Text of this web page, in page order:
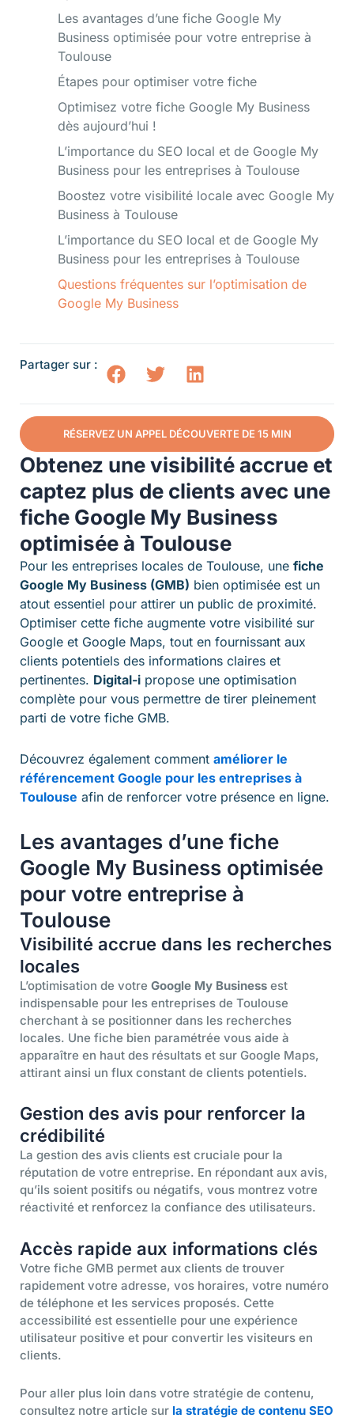
Les avantages d’une fiche Google My
Business optimisée pour votre entreprise à
Toulouse
Étapes pour optimiser votre fiche
Optimisez votre fiche Google My Business
dès aujourd’hui !
L’importance du SEO local et de Google My
Business pour les entreprises à Toulouse
Boostez votre visibilité locale avec Google My
Business à Toulouse
L’importance du SEO local et de Google My
Business pour les entreprises à Toulouse
Questions fréquentes sur l’optimisation de
Google My Business
Partager sur :
RÉSERVEZ UN APPEL DÉCOUVERTE DE 15 MIN
Obtenez une visibilité accrue et
captez plus de clients avec une
fiche Google My Business
optimisée à Toulouse
Pour les entreprises locales de Toulouse, une fiche
Google My Business (GMB) bien optimisée est un
atout essentiel pour attirer un public de proximité.
Optimiser cette fiche augmente votre visibilité sur
Google et Google Maps, tout en fournissant aux
clients potentiels des informations claires et
pertinentes. Digital-i propose une optimisation
complète pour vous permettre de tirer pleinement
parti de votre fiche GMB.
Découvrez également comment améliorer le
référencement Google pour les entreprises à
Toulouse afin de renforcer votre présence en ligne.
Les avantages d’une fiche
Google My Business optimisée
pour votre entreprise à
Toulouse
Visibilité accrue dans les recherches
locales
L’optimisation de votre Google My Business est
indispensable pour les entreprises de Toulouse
cherchant à se positionner dans les recherches
locales. Une fiche bien paramétrée vous aide à
apparaître en haut des résultats et sur Google Maps,
attirant ainsi un flux constant de clients potentiels.
Gestion des avis pour renforcer la
crédibilité
La gestion des avis clients est cruciale pour la
réputation de votre entreprise. En répondant aux avis,
qu’ils soient positifs ou négatifs, vous montrez votre
réactivité et renforcez la confiance des utilisateurs.
Accès rapide aux informations clés
Votre fiche GMB permet aux clients de trouver
rapidement votre adresse, vos horaires, votre numéro
de téléphone et les services proposés. Cette
accessibilité est essentielle pour une expérience
utilisateur positive et pour convertir les visiteurs en
clients.
Pour aller plus loin dans votre stratégie de contenu,
consultez notre article sur la stratégie de contenu SEO